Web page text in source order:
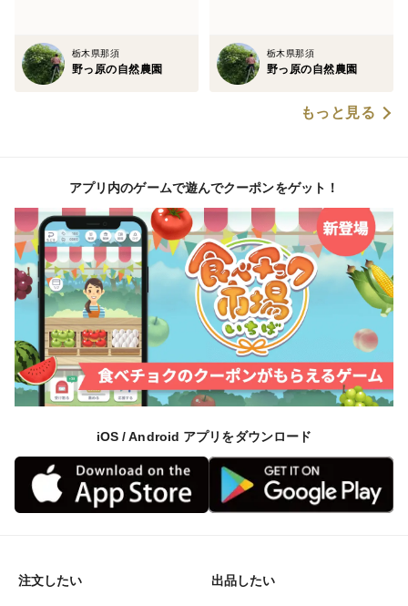
■目視で選別を行っておりますが、どうしても人間の作
業となる為、非常に細かい生傷などは見逃す場合がござ
います。じゃがいもは肥えてくると、中にすがはいるこ
化などにより、いもが急激に大きく生育することで中に
空洞ができてしまったものです。空洞部分を取り除いて
お召し上がりください。
また、農薬不使用の野菜には虫がついていたり、多少の
虫食いや傷の部分もございます。
その為、多少の不良はどうかご理解頂けましたら幸いで
綺麗な野菜をご購入されたい方は、ご購入をお控えいた
だけますと私たちもありがたいです。
大変申し上げにくいのですが、
大変失礼な対応となり、大変申し訳ございませんが、ご
栃木県那須
野っ原の自然農園
栃木県那須
野っ原の自然農園
もっと見る
アプリ内のゲームで遊んでクーポンをゲット！
iOS / Android アプリをダウンロード
注文したい 出品したい